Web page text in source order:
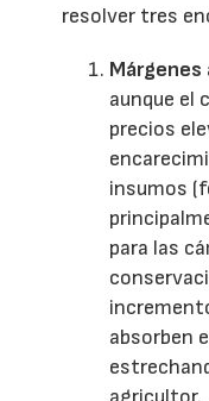
resolver tres
aunque el
precios
insumos
para las
absorben